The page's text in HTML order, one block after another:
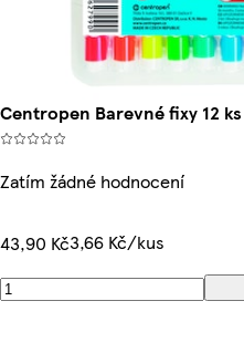
Centropen Barevné fixy 12 ks
Zatím žádné hodnocení
43,90 Kč3,66 Kč/kus